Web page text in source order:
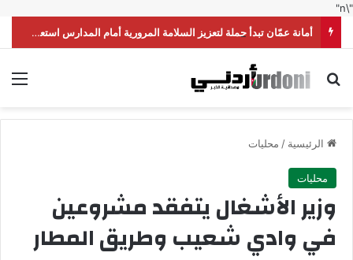
"\n"
أمانة عمّان تبدأ حملة لتعزيز السلامة المرورية أمام المدارس استعداداً للموسم الدراسي
بحث عن
الرئيسية / محليات
محليات
وزير الأشغال يتفقد مشروعين
في وادي شعيب وطريق المطار